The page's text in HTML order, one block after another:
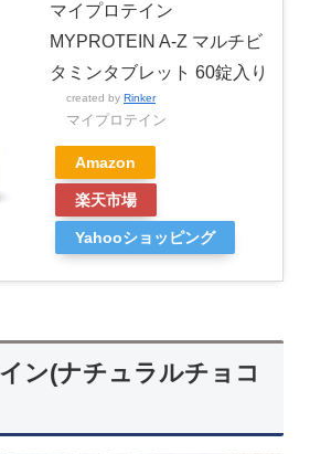
マイプロテイン
MYPROTEIN A-Z マルチビ
タミンタブレット 60錠入り
created by Rinker
マイプロテイン
Amazon
楽天市場
Yahooショッピング
ン(ナチュラルチョコ